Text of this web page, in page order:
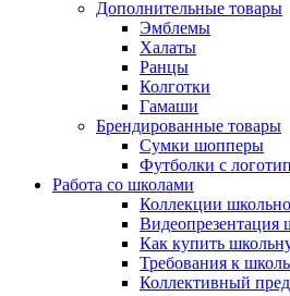
Дополнительные товары
Эмблемы
Халаты
Ранцы
Колготки
Гамаши
Брендированные товары
Сумки шопперы
Футболки с
Работа со школами
Коллекции
Как купить
Требования к
Коллективный